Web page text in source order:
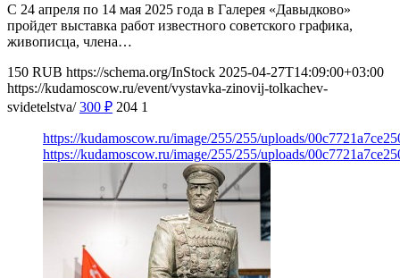
С 24 апреля по 14 мая 2025 года в Галерея «Давыдково»
пройдет выставка работ известного советского графика,
живописца, члена…
150 RUB https://schema.org/InStock 2025-04-27T14:09:00+03:00
https://kudamoscow.ru/event/vystavka-zinovij-tolkachev-
svidetelstva/ 300 ₽ 204 1
https://kudamoscow.ru/image/255/255/uploads/
https://kudamoscow.ru/image/255/255/uploads/